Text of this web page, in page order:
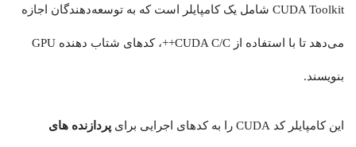
CUDA Toolkit شامل یک کامپایلر است که به توسعه‌دهندگان اجازه
می‌دهد تا با استفاده از CUDA C/C++، کدهای شتاب دهنده GPU
بنویسند.
این کامپایلر کد CUDA را به کدهای اجرایی برای پردازنده های